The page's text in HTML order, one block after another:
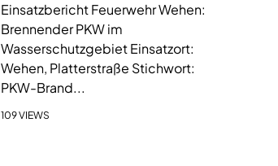
Einsatzbericht Feuerwehr Wehen:
Brennender PKW im
Wasserschutzgebiet Einsatzort:
Wehen, Platterstraße Stichwort:
PKW-Brand...
109 VIEWS